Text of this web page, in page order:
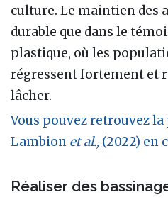
culture. Le maintien des
durable que dans le
plastique, où les
régressent fortement et
lâcher.
Vous pouvez retrouvez
Lambion et al., (2022) en
Réaliser des